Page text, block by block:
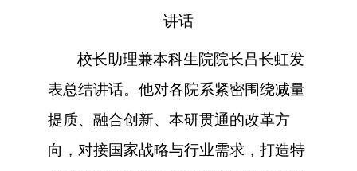
讲话
校长助理兼本科生院院长吕长虹发
表总结讲话。他对各院系紧密围绕减量
提质、融合创新、本研贯通的改革方
向，对接国家战略与行业需求，打造特